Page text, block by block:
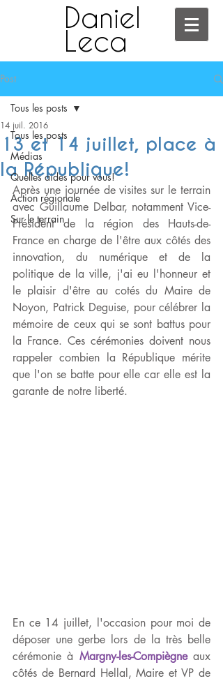
Daniel
Leca
Post
Tous les posts
Médias
Quelles aides pour vous!
Action régionale
Sur le terrain
Tous les posts
13 et 14 juillet, place à
la République!
14 juil. 2016
Après une journée de visites sur le terrain
avec Guillaume Delbar, notamment Vice-
Président de la région des Hauts-de-
France en charge de l'être aux côtés des
innovation, du numérique et de la
politique de la ville, j'ai eu l'honneur et
le plaisir d'être au cotés du Maire de
Noyon, Patrick Deguise, pour célébrer la
mémoire de ceux qui se sont battus pour
la France. Ces cérémonies doivent nous
rappeler combien la République mérite
que l'on se batte pour elle car elle est la
garante de notre liberté.
En ce 14 juillet, l'occasion pour moi de
déposer une gerbe lors de la très belle
cérémonie à Margny-les-Compiègne aux
côtés de Bernard Hellal, Maire et VP de